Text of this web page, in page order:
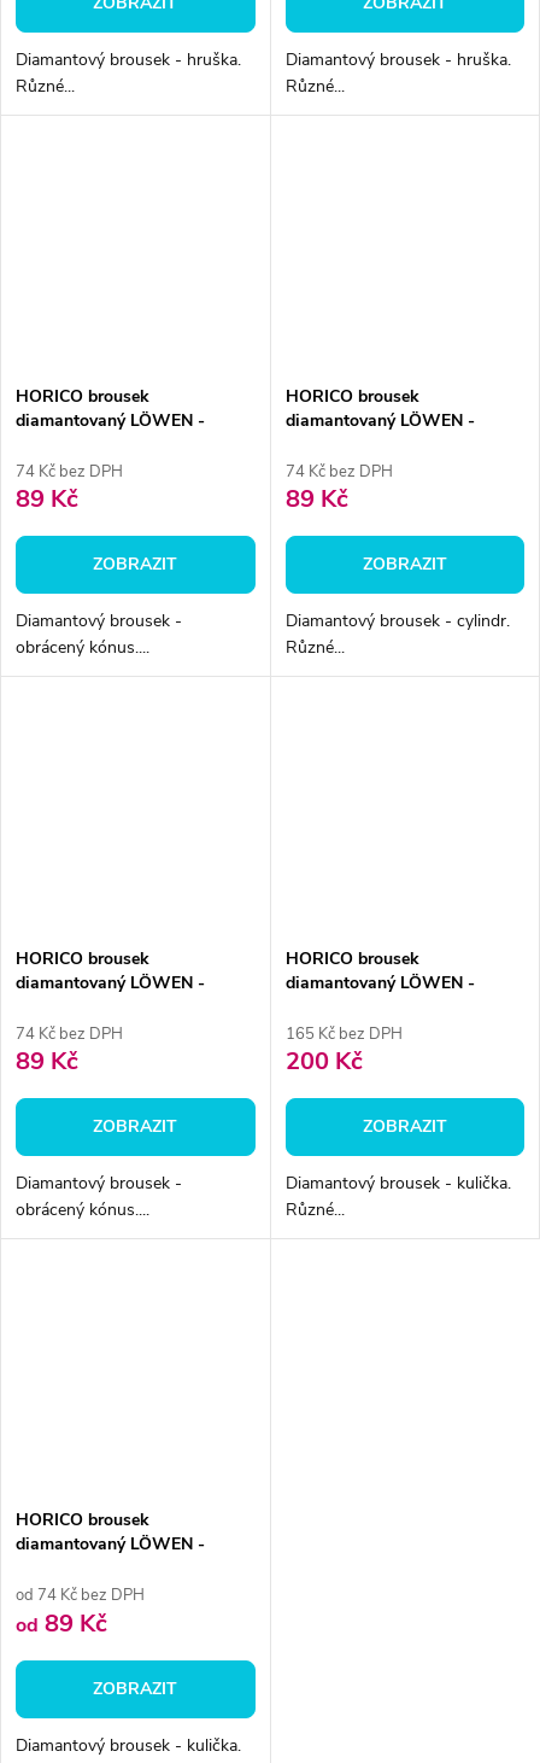
Diamantový brousek - hruška.
Různé...
Diamantový brousek - hruška.
Různé...
HORICO brousek
diamantovaný LÖWEN -
74 Kč bez DPH
89 Kč
ZOBRAZIT
Diamantový brousek -
obrácený kónus....
HORICO brousek
diamantovaný LÖWEN -
74 Kč bez DPH
89 Kč
ZOBRAZIT
Diamantový brousek - cylindr.
Různé...
HORICO brousek
diamantovaný LÖWEN -
74 Kč bez DPH
89 Kč
ZOBRAZIT
Diamantový brousek -
obrácený kónus....
HORICO brousek
diamantovaný LÖWEN -
165 Kč bez DPH
200 Kč
ZOBRAZIT
Diamantový brousek - kulička.
Různé...
HORICO brousek
diamantovaný LÖWEN -
od 74 Kč bez DPH
od 89 Kč
ZOBRAZIT
Diamantový brousek - kulička.